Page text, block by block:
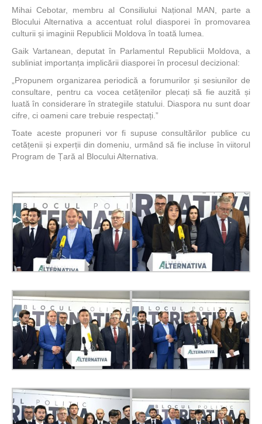
Mihai Cebotar, membru al Consiliului Național MAN, parte a
Blocului Alternativa a accentuat rolul diasporei în promovarea
culturii și imaginii Republicii Moldova în toată lumea.
Gaik Vartanean, deputat în Parlamentul Republicii Moldova, a
subliniat importanța implicării diasporei în procesul decizional:
„Propunem organizarea periodică a forumurilor și sesiunilor de
consultare, pentru ca vocea cetățenilor plecați să fie auzită și
luată în considerare în strategiile statului. Diaspora nu sunt doar
cifre, ci oameni care trebuie respectați.”
Toate aceste propuneri vor fi supuse consultărilor publice cu
cetățenii și experții din domeniu, urmând să fie incluse în viitorul
Program de Țară al Blocului Alternativa.